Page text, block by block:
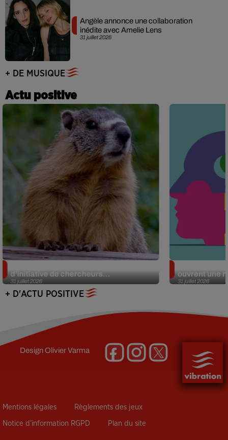
31 juillet 2026
Angèle annonce une collaboration
inédite avec Amelie Lens
+ DE MUSIQUE
Actu positive
31 juillet 2026
d’initiative de chercheurs...
31 juillet 2026
ouvrent une
+ D'ACTU POSITIVE
DesignOlivier Varma
Mentions légales Règlements des jeux
Notice d’information RGPD Plan du site